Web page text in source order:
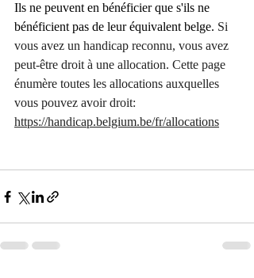
Ils ne peuvent en bénéficier que s'ils ne
bénéficient pas de leur équivalent belge. Si
vous avez un handicap reconnu, vous avez
peut-être droit à une allocation. Cette page
énumère toutes les allocations auxquelles
vous pouvez avoir droit:
https://handicap.belgium.be/fr/allocations